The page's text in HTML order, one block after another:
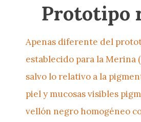
Prototipo
Apenas diferente del
establecido para la Merina
salvo lo relativo a la
piel y mucosas visibles
vellón negro homogéneo